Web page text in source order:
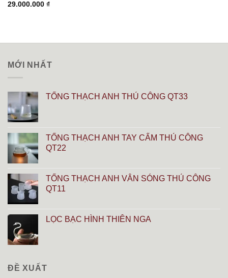
29.000.000 ₫
MỚI NHẤT
TỐNG THẠCH ANH THỦ CÔNG QT33
TỐNG THẠCH ANH TAY CẨM THỦ CÔNG
QT22
TỐNG THẠCH ANH VÂN SÓNG THỦ CÔNG
QT11
LỌC BẠC HÌNH THIÊN NGA
ĐỀ XUẤT